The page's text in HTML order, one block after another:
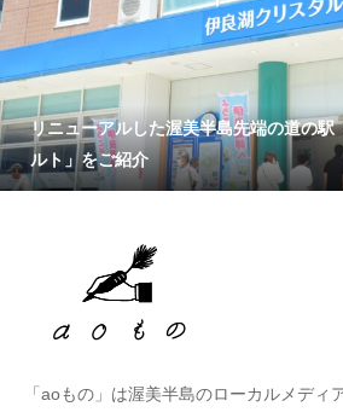
リニューアルした渥美半島先端の道の駅
ルト」をご紹介
「aoもの」は渥美半島のローカルメディ